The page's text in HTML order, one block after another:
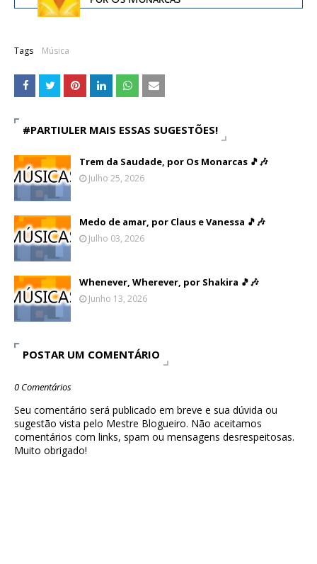
Tags Música
#PARTIULER MAIS ESSAS SUGESTÕES!
Trem da Saudade, por Os Monarcas 🎵🎶
Julho 25, 2026
Medo de amar, por Claus e Vanessa 🎵🎶
Julho 03, 2026
Whenever, Wherever, por Shakira 🎵🎶
Junho 13, 2026
POSTAR UM COMENTÁRIO
0 Comentários
Seu comentário será publicado em breve e sua dúvida ou
sugestão vista pelo Mestre Blogueiro. Não aceitamos
comentários com links, spam ou mensagens desrespeitosas.
Muito obrigado!